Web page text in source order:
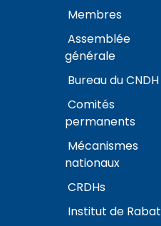
Membres
Assemblée
générale
Bureau du CNDH
Comités
permanents
Mécanismes
nationaux
CRDHs
Institut de Rabat